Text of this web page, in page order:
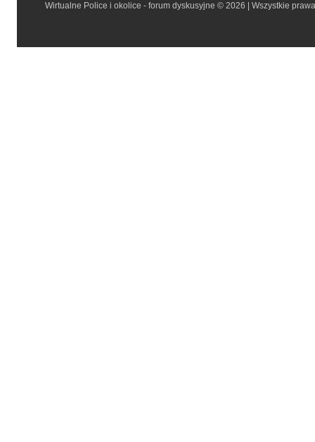
Wirtualne Police i okolice - forum dyskusyjne © 2026 | Wszystkie